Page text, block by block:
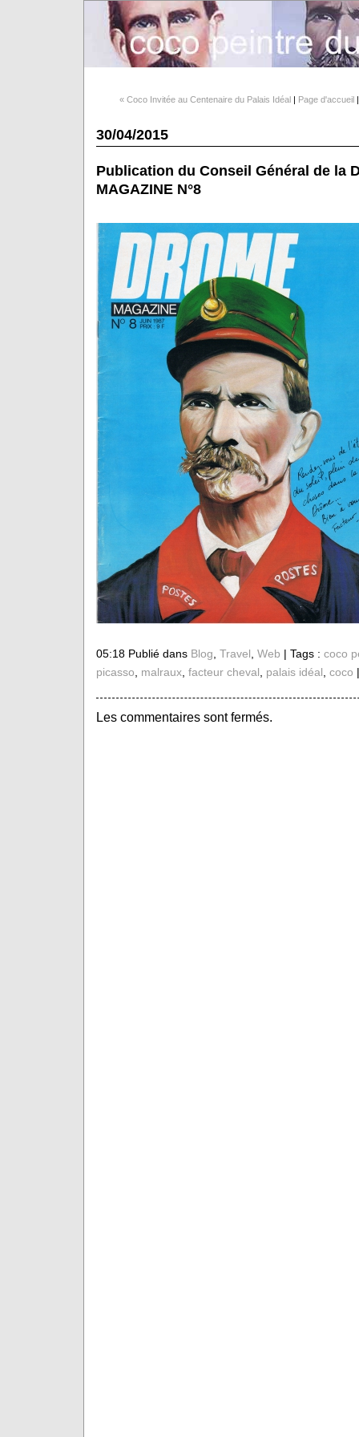
« Coco Invitée au Centenaire du Palais Idéal| Page d'accueil
30/04/2015
Publication du Conseil Général de la
MAGAZINE N°8
05:18 Publié dans Blog Travel Web | Tags : coco
picasso
malraux, facteur cheval palais idéal coco
Les commentaires sont fermés.